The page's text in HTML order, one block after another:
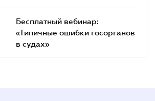
Бесплатный вебинар:
«Типичные ошибки госорганов
в судах»